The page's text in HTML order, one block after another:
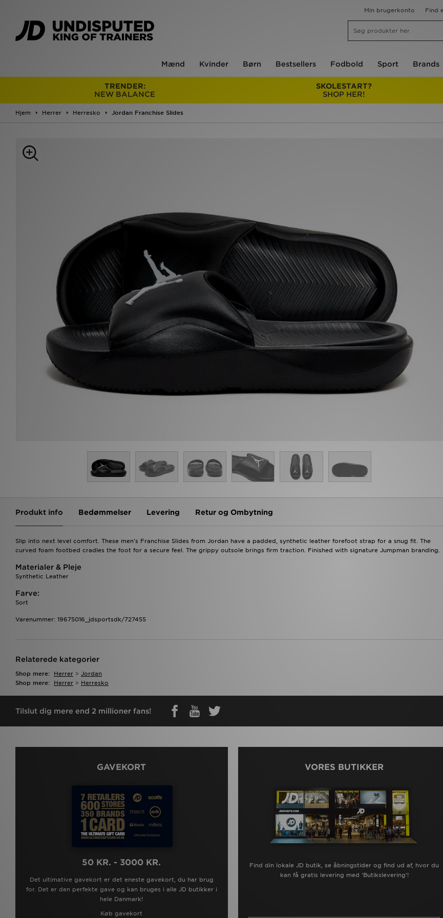
Min brugerkonto Find
Mænd Kvinder Børn Bestsellers Fodbold Sport Brands
TRENDER:
NEW BALANCE
SKOLESTART?
SHOP HER!
Hjem Herrer Herresko Jordan Franchise Slides
Produkt info Bedømmelser Levering Retur og Ombytning
Slip into next level comfort. These men's Franchise Slides from Jordan have a padded, synthetic leather forefoot strap for a snug fit. The
curved foam footbed cradles the foot for a secure feel. The grippy outsole brings firm traction. Finished with signature Jumpman branding.
Materialer & Pleje
Synthetic Leather
Farve:
Sort
Varenummer: 19675016_jdsportsdk/727455
Relaterede kategorier
Shop mere: Herrer > Jordan
Shop mere:
Herrer > Herresko
Tilslut dig mere end 2 millioner fans!
GAVEKORT
50 KR. - 3000 KR.
Det ultimative gavekort er det eneste gavekort, du har brug
for. Det er den perfekte gave og kan bruges i alle JD butikker i
hele Danmark!
Køb gavekort
VORES BUTIKKER
Find din lokale JD butik, se åbningstider og find ud af, hvor du
kan få gratis levering med 'Butikslevering'!